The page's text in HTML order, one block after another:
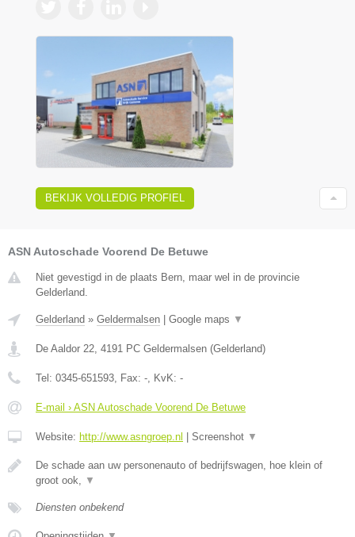
BEKIJK VOLLEDIG PROFIEL
ASN Autoschade Voorend De Betuwe
Niet gevestigd in de plaats Bern, maar wel in de provincie
Gelderland.
Gelderland » Geldermalsen | Google maps ▼
De Aaldor 22 4191 PC Geldermalsen (Gelderland)
Tel: 0345-651593 , Fax: - , KvK: -
E-mail › ASN Autoschade Voorend De Betuwe
Website: http://www.asngroep.nl | Screenshot ▼
De schade aan uw personenauto of bedrijfswagen, hoe klein of
groot ook,
▼
Diensten onbekend